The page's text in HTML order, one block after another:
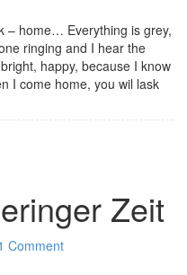
– home… Everything is grey,
ringing and I hear the
happy, because I know
I come home, you wil lask
Zeit
Comment